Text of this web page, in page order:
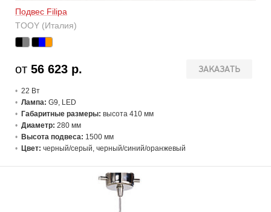
Подвес Filipa
TOOY (Италия)
ЗАКАЗАТЬ
от 56 623 р.
22 Вт
Лампа: G9, LED
Габаритные размеры: высота 410 мм
Диаметр: 280 мм
Высота подвеса: 1500 мм
Цвет: черный/серый, черный/синий/оранжевый